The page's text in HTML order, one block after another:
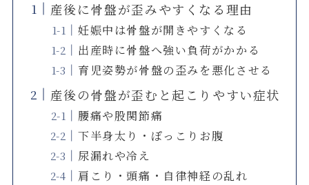
産後に骨盤が歪みやすくなる理由
妊娠中は骨盤が開きやすくなる
出産時に骨盤へ強い負荷がかかる
育児姿勢が骨盤の歪みを悪化させる
産後の骨盤が歪むと起こりやすい症状
腰痛や股関節痛
下半身太り・ぽっこりお腹
尿漏れや冷え
肩こり・頭痛・自律神経の乱れ